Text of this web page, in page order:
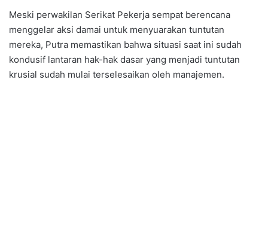
Meski perwakilan Serikat Pekerja sempat berencana
menggelar aksi damai untuk menyuarakan tuntutan
mereka, Putra memastikan bahwa situasi saat ini sudah
kondusif lantaran hak-hak dasar yang menjadi tuntutan
krusial sudah mulai terselesaikan oleh manajemen.